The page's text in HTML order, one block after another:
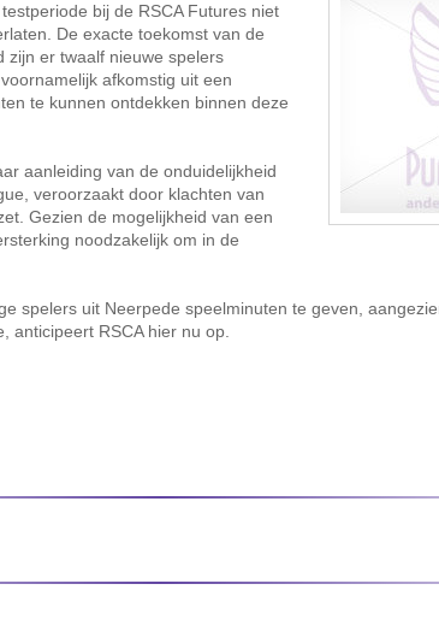
bij de RSCA Futures niet
De exacte toekomst van de
zijn er twaalf nieuwe spelers
afkomstig uit een
te kunnen ontdekken binnen deze
aanleiding van de onduidelijkheid
veroorzaakt door klachten van
Gezien de mogelijkheid van een
noodzakelijk om in de
spelers uit Neerpede speelminuten te geven,
anticipeert RSCA hier nu op.